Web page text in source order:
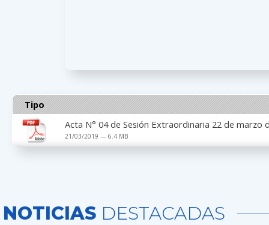
Tipo
Acta N° 04 de Sesión Extraordinaria 22 de marzo
21/03/2019 — 6.4 MB
NOTICIAS DESTACADAS